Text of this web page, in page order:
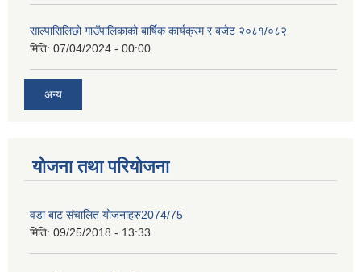
साल्पासिलिछो गाउँपालिकाको बार्षिक कार्यक्रम र बजेट २०८१/०८२
मिति: 07/04/2024 - 00:00
अन्य
योजना तथा परियोजना
वडा बाट संचालित योजनाहरु2074/75
मिति: 09/25/2018 - 13:33